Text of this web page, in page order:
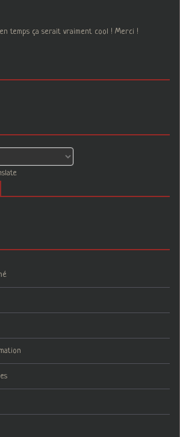
temps ça serait vraiment cool ! Merci !